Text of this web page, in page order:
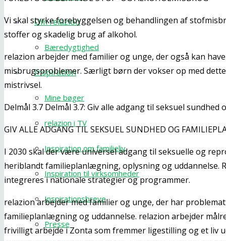
Om relazion
Bæredygtighed
Inspiration
Mine bøger
relazion i TV
Inspiration om familieliv
Inspiration til virksomheder
Inspirationsbreve
Presse
Vi skal styrke forebyggelsen og behandlingen af
stoffer og skadelig brug af alkohol.
relazion arbejder med familier og unge, der også kan
misbrugsproblemer. Særligt børn der vokser op med
mistrivsel.
Delmål 3.7 Delmål 3.7: Giv alle adgang til seksuel
GIV ALLE ADGANG TIL SEKSUEL SUNDHED OG
I 2030 skal der være universel adgang til seksuelle og
heriblandt familieplanlægning, oplysning og uddannelse.
integreres i nationale strategier og programmer.
relazion arbejder med familier og unge, der har
familieplanlægning og uddannelse. relazion arbejder
frivilligt arbejde i Zonta som fremmer ligestilling og et liv